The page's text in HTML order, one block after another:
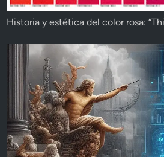
Historia y estética del color rosa: